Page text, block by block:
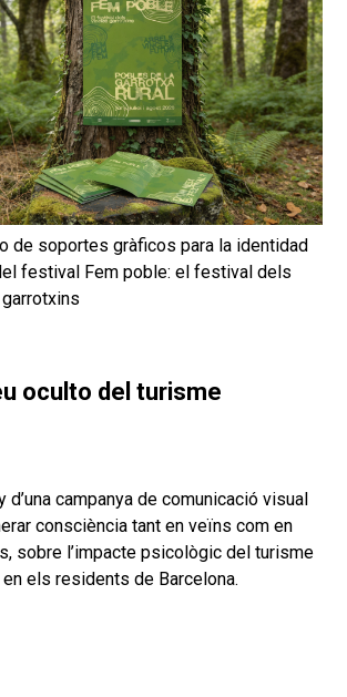
de soportes gràficos para la identidad
festival Fem poble: el festival dels
oculto del turisme
d’una campanya de comunicació visual
consciència tant en veïns com en
sobre l’impacte psicològic del turisme
els residents de Barcelona.